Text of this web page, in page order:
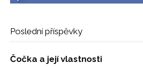
Poslední příspěvky
Čočka a její vlastnosti